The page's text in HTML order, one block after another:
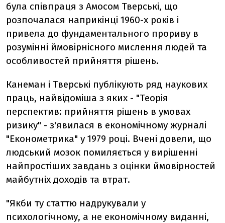
була співпраця з Амосом Тверські, що
розпочалася наприкінці 1960-х років і
привела до фундаментального прориву в
розумінні ймовірнісного мислення людей та
особливостей прийняття рішень.
Канеман і Тверські публікують ряд наукових
праць, найвідоміша з яких - "Теорія
перспектив: прийняття рішень в умовах
ризику" - з'явилася в економічному журналі
"Економетрика" у 1979 році. Вчені довели, що
людський мозок помиляється у вирішенні
найпростіших завдань з оцінки ймовірностей
майбутніх доходів та втрат.
"Якби ту статтю надрукували у
психологічному, а не економічному виданні,